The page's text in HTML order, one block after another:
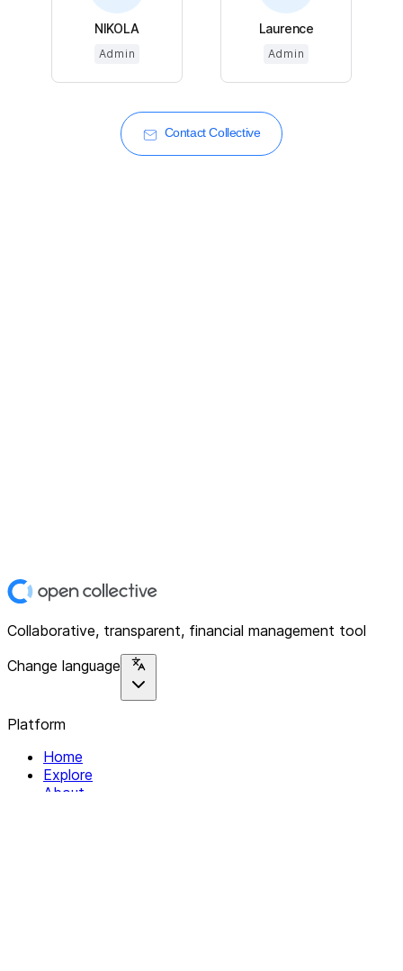
NIKOLA
Admin
Laurence
Admin
Contact Collective
Collaborative, transparent, financial management tool
Change language
Platform
Home
Explore
About